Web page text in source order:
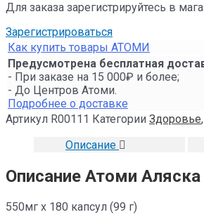
Для заказа зарегистрируйтесь в
Зарегистрироваться
Как купить товары АТОМИ
Предусмотрена бесплатная
- При заказе на 15 000₽ и более;
- До Центров Атоми.
Подробнее о доставке
Артикул R00111 Категории Здоровье,
Описание
Описание Атоми
550мг х 180 капсул (99 г)